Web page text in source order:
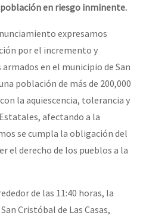
en riesgo inminente.
expresamos
por el incremento y
en el municipio de San
población de más de 200,000
la aquiescencia, tolerancia y
afectando a la
se cumpla la obligación del
el derecho de los pueblos a la
de las 11:40 horas, la
Cristóbal de Las Casas,